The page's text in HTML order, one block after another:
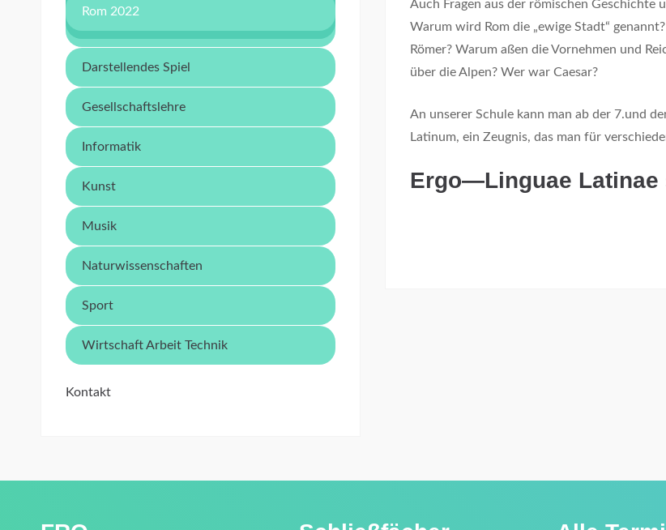
Auch Fragen aus der römischen
Warum wird Rom die „ewige Stadt“
Römer? Warum aßen die Vornehmen und
über die Alpen? Wer war Caesar?
An unserer Schule kann man ab der 7.und
Latinum, ein Zeugnis, das man für
Ergo—Linguae Latinae
Rom 2022
Darstellendes Spiel
Gesellschaftslehre
Informatik
Kunst
Musik
Naturwissenschaften
Sport
Wirtschaft Arbeit Technik
Kontakt